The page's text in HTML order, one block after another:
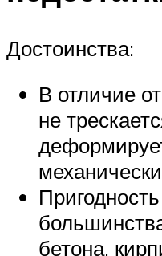
Достоинства:
В отличие
не
бетона,